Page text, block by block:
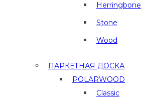
Herringbone
Stone
Wood
ПАРКЕТНАЯ ДОСКА
POLARWOOD
Classic